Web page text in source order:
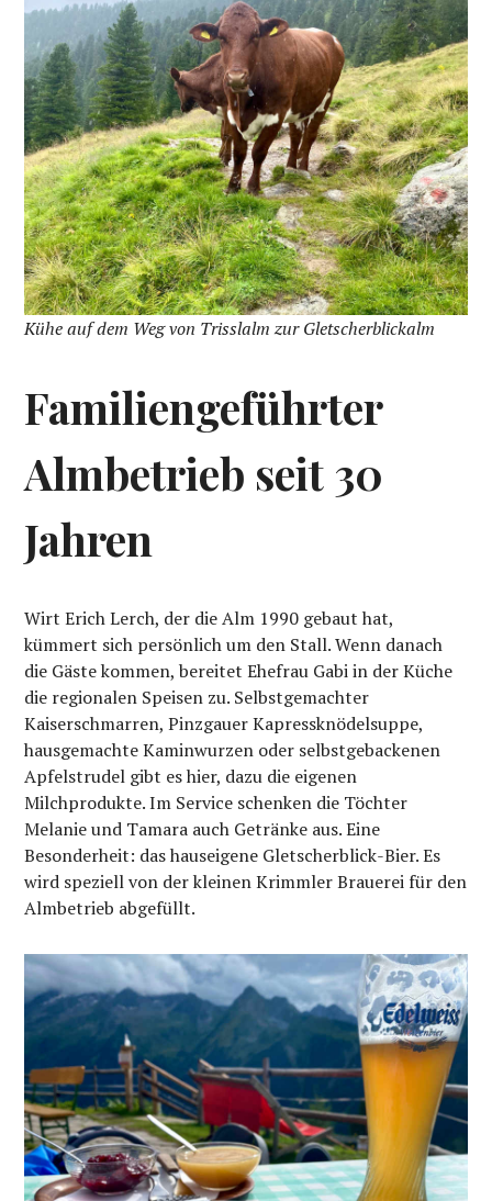
Kühe auf dem Weg von Trisslalm zur Gletscherblickalm
Familiengeführter
Almbetrieb seit 30
Jahren
Wirt Erich Lerch, der die Alm 1990 gebaut hat,
kümmert sich persönlich um den Stall. Wenn danach
die Gäste kommen, bereitet Ehefrau Gabi in der Küche
die regionalen Speisen zu. Selbstgemachter
Kaiserschmarren, Pinzgauer Kapressknödelsuppe,
hausgemachte Kaminwurzen oder selbstgebackenen
Apfelstrudel gibt es hier, dazu die eigenen
Milchprodukte. Im Service schenken die Töchter
Melanie und Tamara auch Getränke aus. Eine
Besonderheit: das hauseigene Gletscherblick-Bier. Es
wird speziell von der kleinen Krimmler Brauerei für den
Almbetrieb abgefüllt.